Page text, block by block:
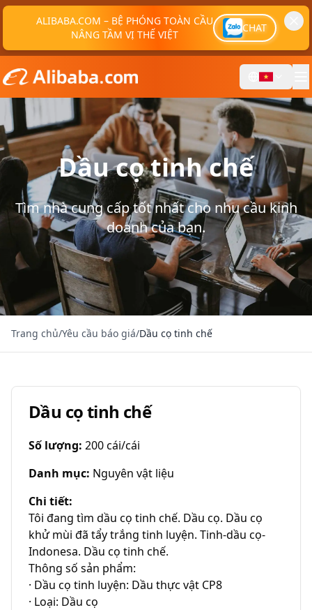
ALIBABA.COM – BỆ PHÓNG TOÀN CẦU
NÂNG TẦM VỊ THẾ VIỆT
CHAT
Dầu cọ tinh chế
Tìm nhà cung cấp tốt nhất cho nhu cầu kinh
doanh của bạn.
Trang chủ/Yêu cầu báo giá/Dầu cọ tinh chế
Dầu cọ tinh chế
Số lượng: 200 cái/cái
Danh mục: Nguyên vật liệu
Chi tiết:
Tôi đang tìm dầu cọ tinh chế. Dầu cọ. Dầu cọ
khử mùi đã tẩy trắng tinh luyện. Tinh-dầu cọ-
Indonesa. Dầu cọ tinh chế.
Thông số sản phẩm:
· Dầu cọ tinh luyện: Dầu thực vật CP8
· Loại: Dầu cọ